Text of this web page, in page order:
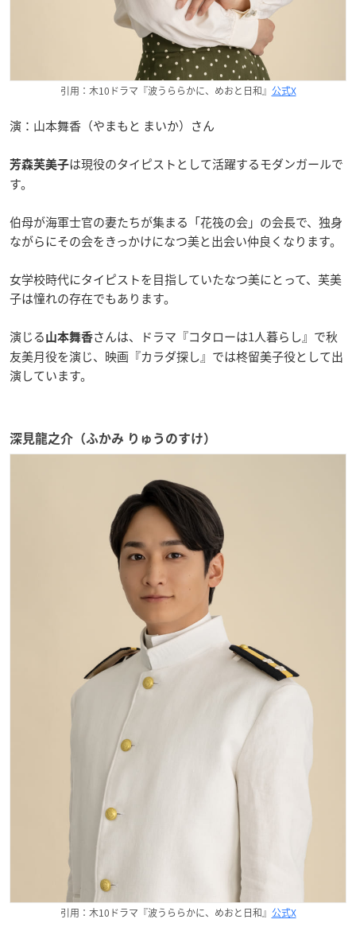
引用：木10ドラマ『波うららかに、めおと日和』 公式X
演：山本舞香（やまもと まいか）さん
芳森芙美子は現役のタイピストとして活躍するモダンガールで
す。
伯母が海軍士官の妻たちが集まる「花筏の会」の会長で、独身
ながらにその会をきっかけになつ美と出会い仲良くなります。
女学校時代にタイピストを目指していたなつ美にとって、芙美
子は憧れの存在でもあります。
演じる 山本舞香さんは、ドラマ『コタローは1人暮らし』で秋
友美月役を演じ、映画『カラダ探し』では柊留美子役として出
演しています。
深見龍之介（ふかみ りゅうのすけ）
引用：木10ドラマ『波うららかに、めおと日和』 公式X